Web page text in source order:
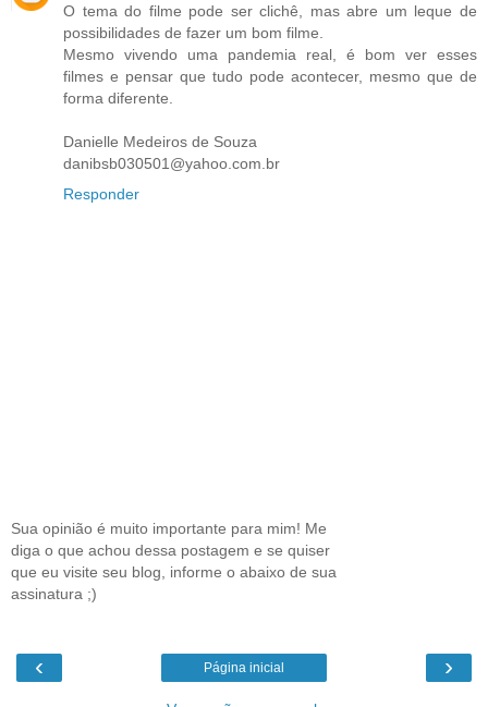
O tema do filme pode ser clichê, mas abre um leque de
possibilidades de fazer um bom filme.
Mesmo vivendo uma pandemia real, é bom ver esses
filmes e pensar que tudo pode acontecer, mesmo que de
forma diferente.
Danielle Medeiros de Souza
danibsb030501@yahoo.com.br
Responder
Sua opinião é muito importante para mim! Me
diga o que achou dessa postagem e se quiser
que eu visite seu blog, informe o abaixo de sua
assinatura ;)
‹ ›
Página inicial